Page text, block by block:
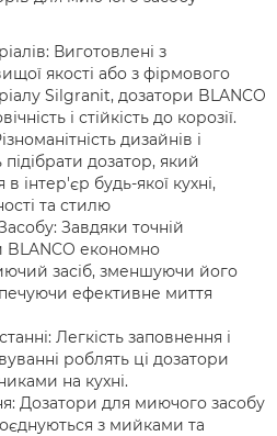
Виготовлені з
якості або з фірмового
Silgranit, дозатори BLANCO
і стійкість до корозії.
дизайнів і
дозатор, який
інтер'єр будь-якої кухні,
та стилю
Завдяки точній
BLANCO економно
засіб, зменшуючи його
ефективне миття
Легкість заповнення і
роблять ці дозатори
на кухні.
Дозатори для миючого засобу
з мийками та